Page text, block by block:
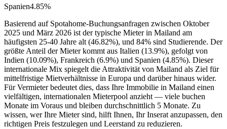
Spanien4.85%
Basierend auf Spotahome-Buchungsanfragen zwischen Oktober
2025 und März 2026 ist der typische Mieter in Mailand am
häufigsten 25-40 Jahre alt (46.82%), und 84% sind Studierende. Der
größte Anteil der Mieter kommt aus Italien (13.9%), gefolgt von
Indien (10.09%), Frankreich (6.9%) und Spanien (4.85%). Dieser
internationale Mix spiegelt die Attraktivität von Mailand als Ziel für
mittelfristige Mietverhältnisse in Europa und darüber hinaus wider.
Für Vermieter bedeutet dies, dass Ihre Immobilie in Mailand einen
vielfältigen, internationalen Mieterpool anzieht — viele buchen
Monate im Voraus und bleiben durchschnittlich 5 Monate. Zu
wissen, wer Ihre Mieter sind, hilft Ihnen, Ihr Inserat anzupassen, den
richtigen Preis festzulegen und Leerstand zu reduzieren.